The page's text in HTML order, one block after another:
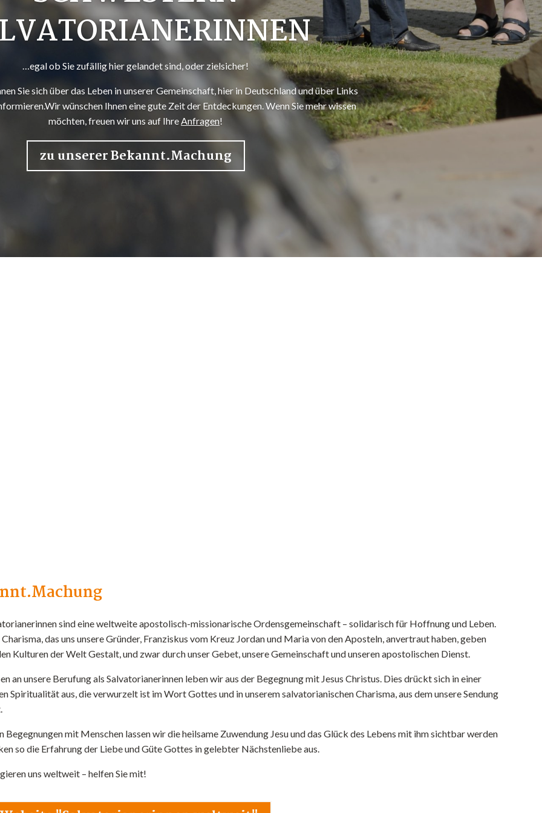
…egal ob Sie zufällig hier gelandet sind, oder zielsicher!
Sie sich über das Leben in unserer Gemeinschaft, hier in Deutschland und über Links
wünschen Ihnen eine gute Zeit der Entdeckungen. Wenn Sie mehr wissen
möchten, freuen wir uns auf IhreAnfragen!
zu unserer Bekannt.Machung
sind eine weltweite apostolisch-missionarische Ordensgemeinschaft – solidarisch für Hoffnung und Leben.
Charisma , das uns unsere Gründer, Franziskus vom Kreuz Jordan und Maria von den Aposteln, anvertraut haben, geben
Kulturen der Welt Gestalt, und zwar durch unser Gebet, unsere Gemeinschaft und unseren apostolischen Dienst.
an unsere Berufung als Salvatorianerinnen leben wir aus der Begegnung mit Jesus Christus. Dies drückt sich in einer
Spiritualität aus, die verwurzelt ist im Wort Gottes und in unserem salvatorianischen Charisma, aus dem unsere Sendung
Begegnungen mit Menschen lassen wir die heilsame Zuwendung Jesu und das Glück des Lebens mit ihm sichtbar werden
so die Erfahrung der Liebe und Güte Gottes in gelebter Nächstenliebe aus.
uns weltweit – helfen Sie mit!